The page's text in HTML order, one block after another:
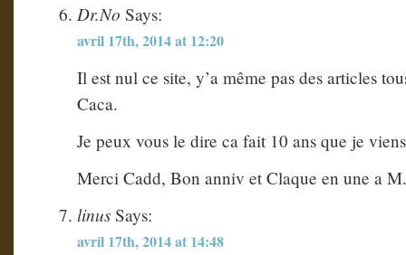
Dr.No Says:
avril 17th, 2014 at 12:20
Il est nul ce site, y’a même pas des articles
Caca.
Je peux vous le dire ca fait 10 ans que je
Merci Cadd, Bon anniv et Claque en une a
linus Says:
avril 17th, 2014 at 14:48